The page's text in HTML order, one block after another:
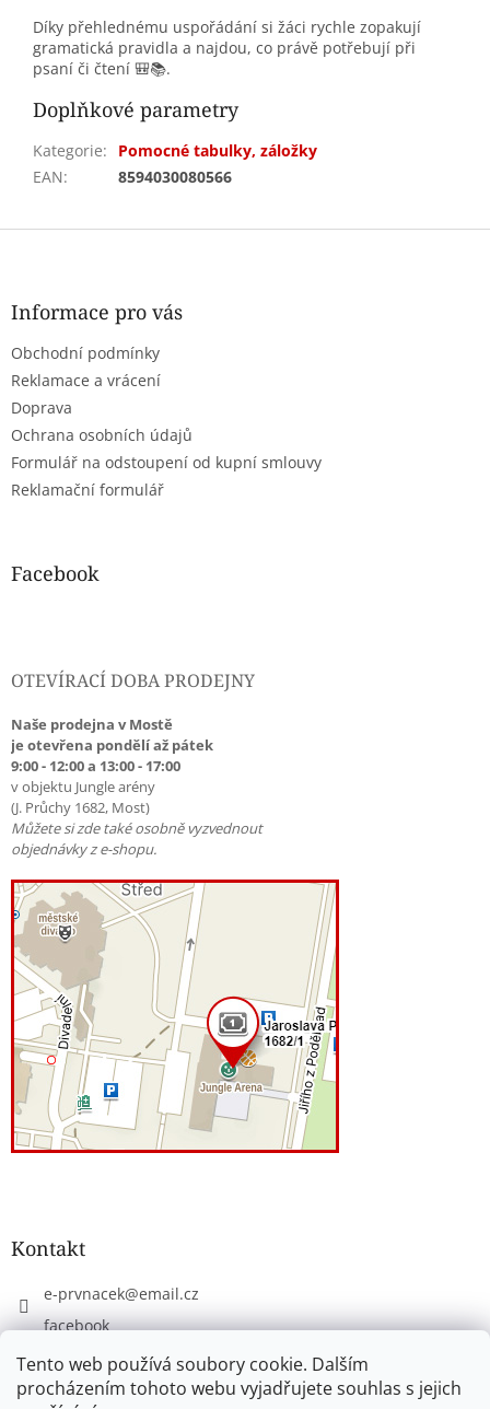
Tento web používá soubory cookie. Dalším
procházením tohoto webu vyjadřujete souhlas s jejich
Díky přehlednému uspořádání si žáci rychle zopakují
gramatická pravidla a najdou, co právě potřebují při
psaní či čtení 🎒📚.
Doplňkové parametry
Kategorie:
Pomocné tabulky, záložky
EAN: 8594030080566
Z
Informace pro vás
Obchodní podmínky
Reklamace a vrácení
Doprava
Ochrana osobních údajů
Formulář na odstoupení od kupní smlouvy
Reklamační formulář
Facebook
OTEVÍRACÍ DOBA PRODEJNY
Naše prodejna v Mostě
je otevřena pondělí až pátek
9:00 - 12:00 a 13:00 - 17:00
v objektu Jungle arény
(J. Průchy 1682, Most)
Můžete si zde také osobně vyzvednout
objednávky z e-shopu.
Kontakt
e-prvnacek@email.cz
facebook
eprvnacek